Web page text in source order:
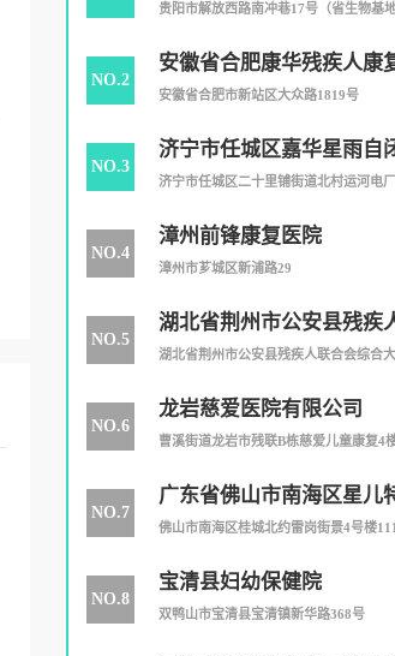
贵阳市解放西路南冲巷17号（省生物基
NO.2
安徽省合肥康华残疾人康
安徽省合肥市新站区大众路1819号
NO.3
济宁市任城区嘉华星雨自
心
济宁市任城区二十里铺街道北村运河电
NO.4
漳州前锋康复医院
漳州市芗城区新浦路29
NO.5
湖北省荆州市公安县残疾
湖北省荆州市公安县残疾人联合会综合
NO.6
龙岩慈爱医院有限公司
曹溪街道龙岩市残联B栋慈爱儿童康复4
NO.7
广东省佛山市南海区星儿
训中心
佛山市南海区桂城北约雷岗街景4号楼
NO.8
宝清县妇幼保健院
双鸭山市宝清县宝清镇新华路368号